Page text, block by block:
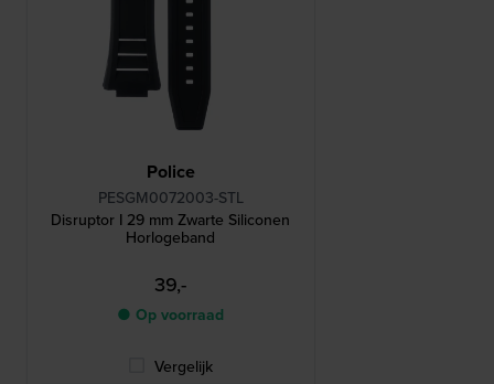
Police
PESGM0072003-STL
Disruptor I 29 mm Zwarte Siliconen
Horlogeband
39,-
● Op voorraad
Vergelijk